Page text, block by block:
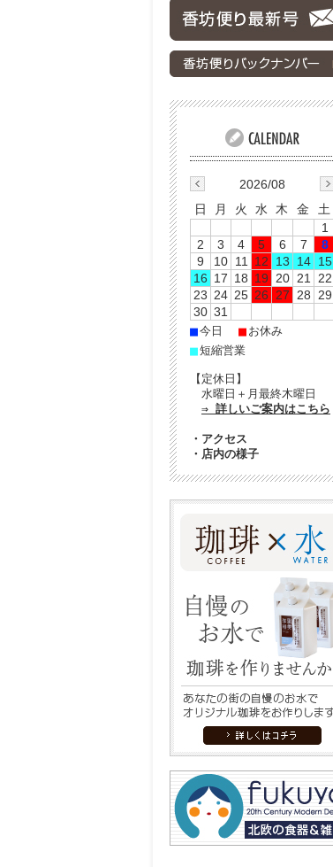
2026/08
日
月 火 水 木 金
土
1
2
3 4 5 6 7
8
9
10 11 12 13 14 15
16 17 18 19 20 21
22
23 24 25 26 27 28
29
30 31
■今日 ■ お休み
■短縮営業
【定休日】
水曜日＋月最終木曜日
⇒ 詳しいご案内はこちら
・ アクセス
・ 店内の様子